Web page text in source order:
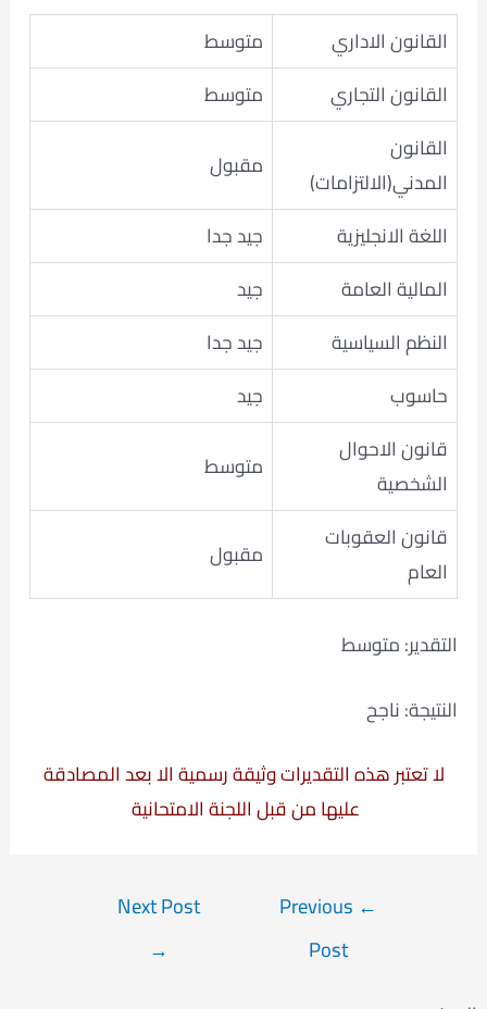
القانون الاداري
متوسط
القانون التجاري
متوسط
القانون
المدني(الالتزامات)
مقبول
اللغة الانجليزية
جيد جدا
المالية العامة
جيد
النظم السياسية
جيد جدا
حاسوب
جيد
قانون الاحوال
الشخصية
متوسط
قانون العقوبات
العام
مقبول
التقدير: متوسط
النتيجة: ناجح
لا تعتبر هذه التقديرات وثيقة رسمية الا بعد المصادقة
عليها من قبل اللجنة الامتحانية
←
Previous
Post
Next Post
→